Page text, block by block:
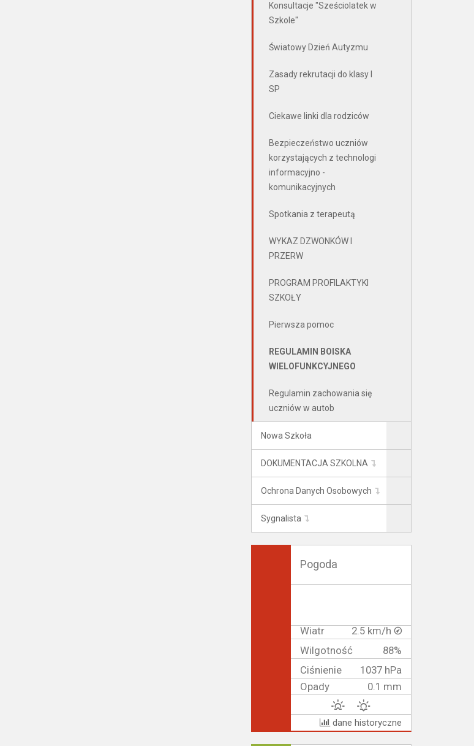
Konsultacje "Sześciolatek w
Szkole"
Światowy Dzień Autyzmu
Zasady rekrutacji do klasy I
SP
Ciekawe linki dla rodziców
Bezpieczeństwo uczniów
korzystających z technologi
informacyjno -
komunikacyjnych
Spotkania z terapeutą
WYKAZ DZWONKÓW I
PRZERW
PROGRAM PROFILAKTYKI
SZKOŁY
Pierwsza pomoc
REGULAMIN BOISKA
WIELOFUNKCYJNEGO
Regulamin zachowania się
uczniów w autob
Nowa Szkoła
DOKUMENTACJA SZKOLNA
Ochrona Danych Osobowych
Sygnalista
Pogoda
Wiatr
2.5 km/h
Wilgotność
88%
Ciśnienie
1037 hPa
Opady
0.1 mm
dane historyczne